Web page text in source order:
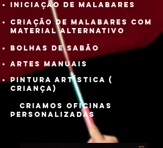
iniciação de Malabares
Criação de malabares com
material alternativo
Bolhas de sabão
artes manuais
pintura artística (
Criança)
Criamos oficinas
personalizadas